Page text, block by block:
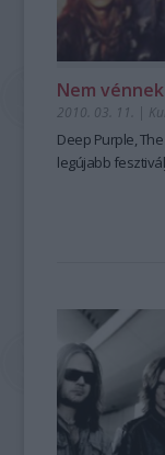
Nem
2010. 03. 11. |
Deep Purple,
legújabb